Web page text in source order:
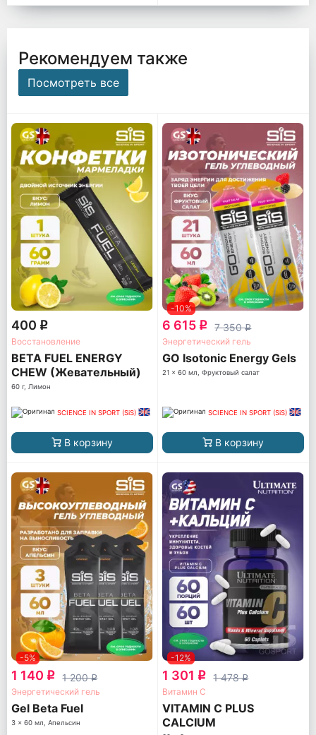
Рекомендуем также
Посмотреть все
400 q
Восстановление
BETA FUEL ENERGY
CHEW (Жевательный)
60 г, Лимон
SCIENCE IN SPORT (SiS)
В корзину
-10%
6 615 q 7 350q
Энергетический гель
GO Isotonic Energy Gels
21 x 60 мл, Фруктовый салат
SCIENCE IN SPORT (SiS)
В корзину
-5%
1 140 q 1 200q
Энергетический гель
Gel Beta Fuel
3 x 60 мл, Апельсин
-12%
1 301 q 1 478q
Витамин С
VITAMIN C PLUS
CALCIUM